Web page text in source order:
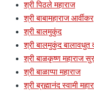
श्री पिठले महाराज
श्री बाबामहाराज आर्वीकर
श्री बालमुकुंद
श्री बालमुकुंद बालावधुत
श्री बाळकृष्ण महाराज
श्री बाळाप्पा महाराज
श्री ब्रह्मानंद स्वामी